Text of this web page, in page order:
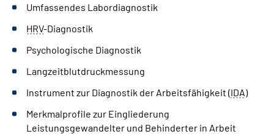
Umfassendes Labordiagnostik
HRV-Diagnostik
Psychologische Diagnostik
Langzeitblutdruckmessung
Instrument zur Diagnostik der Arbeitsfähigkeit (IDA)
Merkmalprofile zur Eingliederung
Leistungsgewandelter und Behinderter in Arbeit